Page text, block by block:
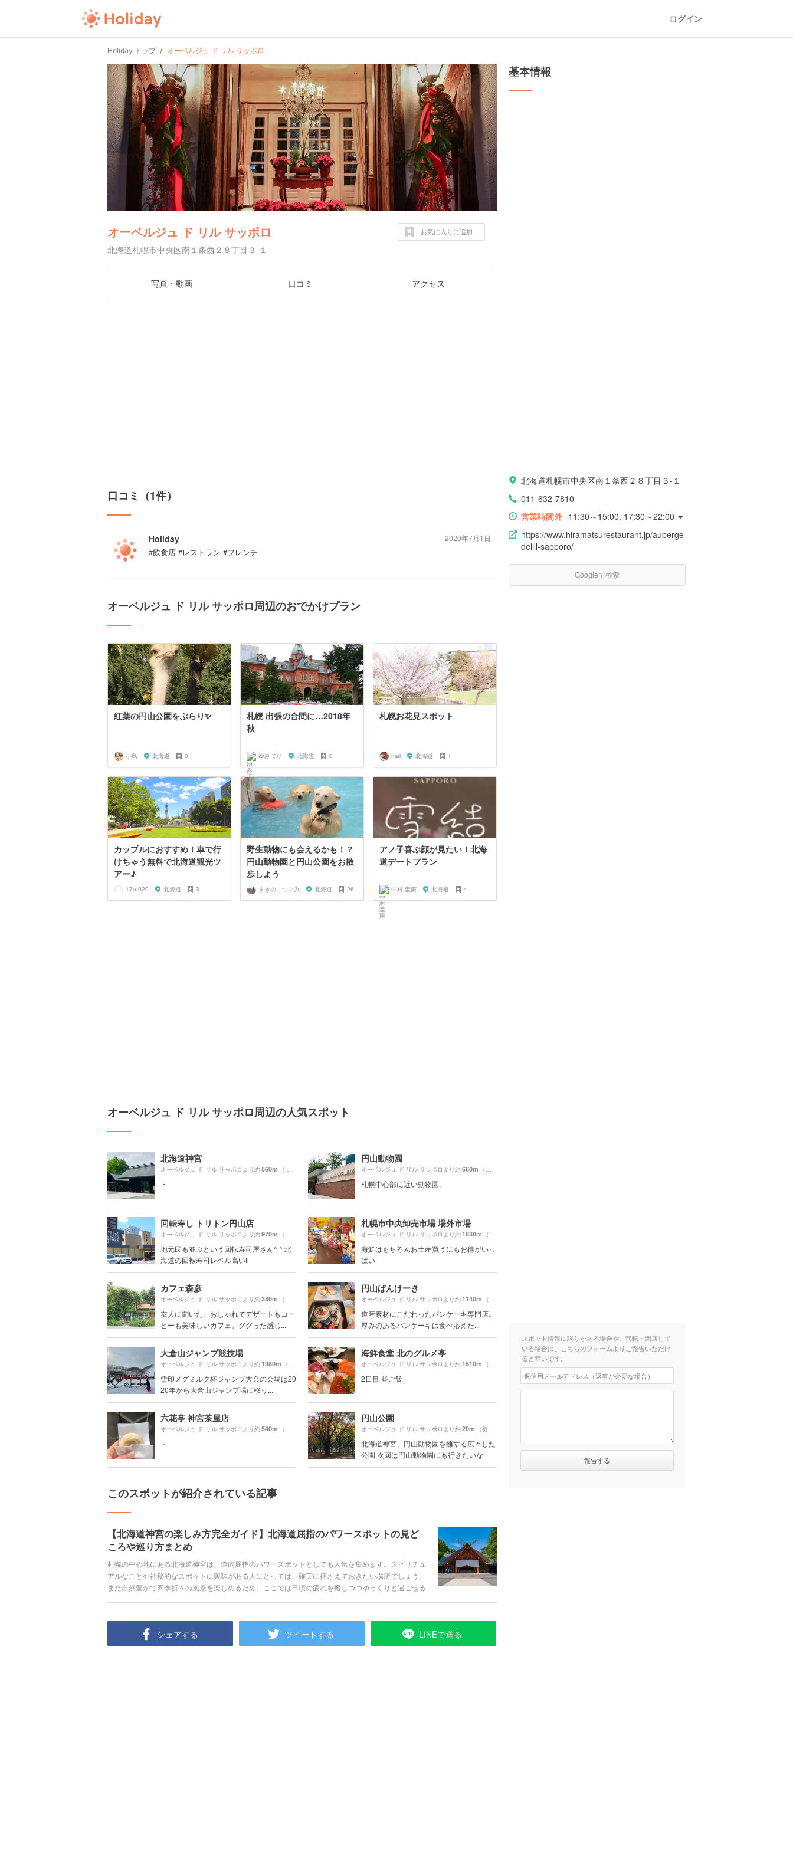
ログイン
Holiday トップ オーベルジュ ド リル サッポロ
オーベルジュ ド リル サッポロ
北海道札幌市中央区南１条西２８丁目３-１
お気に入りに追加
写真・動画 口コミ アクセス
口コミ（1件）
Holiday
#飲食店 #レストラン #フレンチ
2020年7月1日
オーベルジュ ド リル サッポロ周辺のおでかけプラン
紅葉の円山公園をぶらり✨
小鳥 北海道 0
札幌 出張の合間に…2018年
秋
ゆみてり 北海道 0
札幌お花見スポット
mai 北海道 1
カップルにおすすめ！車で行
けちゃう無料で北海道観光ツ
アー♪
17af020 北海道 3
野生動物にも会えるかも！？
円山動物園と円山公園をお散
歩しよう
まきの つぐみ 北海道 26
アノ子喜ぶ顔が見たい！北海
道デートプラン
中村 圭甫 北海道 4
オーベルジュ ド リル サッポロ周辺の人気スポット
北海道神宮
オーベルジュ ド リル サッポロより約560m （徒歩10分）
・
円山動物園
オーベルジュ ド リル サッポロより約660m （徒歩11分）
札幌中心部に近い動物園。
回転寿し トリトン円山店
オーベルジュ ド リル サッポロより約970m （徒歩17分）
地元民も並ぶという回転寿司屋さん^ ^ 北
海道の回転寿司レベル高い‼️
札幌市中央卸売市場 場外市場
オーベルジュ ド リル サッポロより約1830m （徒歩31分）
海鮮はもちろんお土産買うにもお得がいっ
ぱい
カフェ森彦
オーベルジュ ド リル サッポロより約380m （徒歩7分）
友人に聞いた、おしゃれでデザートもコー
ヒーも美味しいカフェ。ググった感じ...
円山ぱんけーき
オーベルジュ ド リル サッポロより約1140m （徒歩19分）
道産素材にこだわったパンケーキ専門店。
厚みのあるパンケーキは食べ応えた...
大倉山ジャンプ競技場
オーベルジュ ド リル サッポロより約1980m （徒歩34分）
雪印メグミルク杯ジャンプ大会の会場は20
20年から大倉山ジャンプ場に移り...
海鮮食堂 北のグルメ亭
オーベルジュ ド リル サッポロより約1810m （徒歩31分）
2日目 昼ご飯
六花亭 神宮茶屋店
オーベルジュ ド リル サッポロより約540m （徒歩10分）
・
円山公園
オーベルジュ ド リル サッポロより約20m （徒歩1分）
北海道神宮、円山動物園を擁する広々した
公園 次回は円山動物園にも行きたいな
このスポットが紹介されている記事
【北海道神宮の楽しみ方完全ガイド】北海道屈指のパワースポットの見ど
ころや巡り方まとめ
札幌の中心地にある北海道神宮は、道内屈指のパワースポットとしても人気を集めます。スピリチュ
アルなことや神秘的なスポットに興味がある人にとっては、確実に押さえておきたい場所でしょう。
また自然豊かで四季折々の風景を楽しめるため、ここでは日頃の疲れを癒しつつゆっくりと過ごせる
シェアする ツイートする LINEで送る
基本情報
北海道札幌市中央区南１条西２８丁目３-１
011-632-7810
営業時間外 11:30～15:00, 17:30～22:00
https://www.hiramatsurestaurant.jp/auberge
delill-sapporo/
Googleで検索
スポット情報に誤りがある場合や、移転・閉店して
いる場合は、こちらのフォームよりご報告いただけ
ると幸いです。